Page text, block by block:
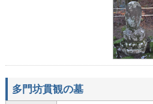
多門坊貫観の墓